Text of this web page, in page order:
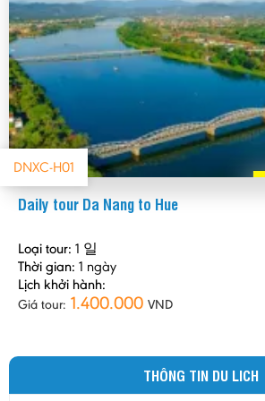
được nhiều thông tin bổ ích
Trịnh Thị Hoài-Ngày gửi: 17/12/
Tác phong làm việc rất chu đáo.
Nguyễn Phương Thảo-Ngày gửi:
Hài lòng với tour du lịch Đà Nẵng
viên tận tình, vui vẻ, chất lượng xe tốt,
điểm thăm quan và thời lượng phù hợp
Nguyễn Thị Thanh
Chuyến đi du lịch tham quan tour
cảm thấy như trong mơ. Tôi kính phục các
quay lại lần nữa
Trần Thị Lộc-Ngày gửi: 06/02/
DNXC-H01
Daily tour Da Nang to Hue
Loại tour: 1 일
Thời gian: 1 ngày
Lịch khởi hành:
Giá tour: 1.400.000 VND
THÔNG TIN DU LICH